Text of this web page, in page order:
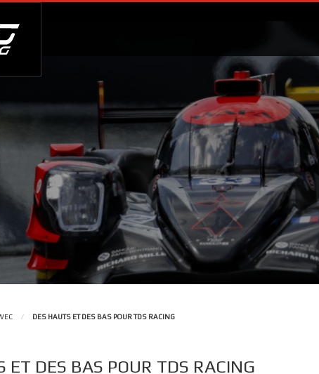
/ DES HAUTS ET DES BAS POUR TDS RACING
ET DES BAS POUR TDS RACING